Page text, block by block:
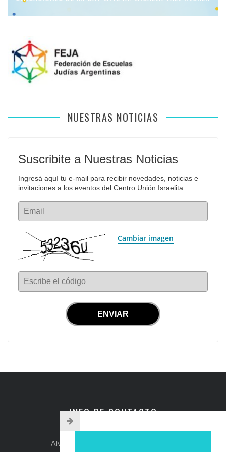
NUESTRAS NOTICIAS
Suscribite a Nuestras Noticias
Ingresá aquí tu e-mail para recibir novedades, noticias e
invitaciones a los eventos del Centro Unión Israelita.
Email
Cambiar imagen
Escribe el código
INFO DE CONTACTO
Alvear 254, Córdoba Capital, Argentina.